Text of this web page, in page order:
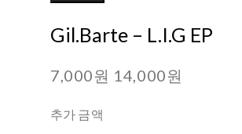
Gil.Barte ‎– L.I.G EP
7,000원 14,000원
추가 금액